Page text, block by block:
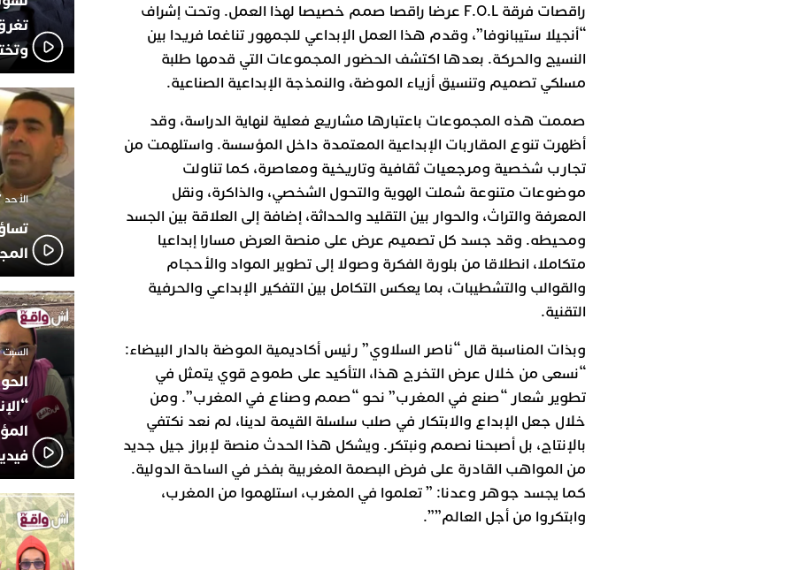
راقصات فرقة F.O.L عرضا راقصا صمم خصيصا لهذا العمل. وتحت إشراف
“أنجيلا ستيبانوفا”، وقدم هذا العمل الإبداعي للجمهور تناغما فريدا بين
النسيج والحركة. بعدها اكتشف الحضور المجموعات التي قدمها طلبة
مسلكي تصميم وتنسيق أزياء الموضة، والنمذجة الإبداعية الصناعية.
صممت هذه المجموعات باعتبارها مشاريع فعلية لنهاية الدراسة، وقد
أظهرت تنوع المقاربات الإبداعية المعتمدة داخل المؤسسة. واستلهمت من
تجارب شخصية ومرجعيات ثقافية وتاريخية ومعاصرة، كما تناولت
موضوعات متنوعة شملت الهوية والتحول الشخصي، والذاكرة، ونقل
المعرفة والتراث، والحوار بين التقليد والحداثة، إضافة إلى العلاقة بين الجسد
ومحيطه. وقد جسد كل تصميم عرض على منصة العرض مسارا إبداعيا
متكاملا، انطلاقا من بلورة الفكرة وصولا إلى تطوير المواد والأحجام
والقوالب والتشطيبات، بما يعكس التكامل بين التفكير الإبداعي والحرفية
التقنية.
وبذات المناسبة قال “ناصر السلاوي” رئيس أكاديمية الموضة بالدار البيضاء:
“نسعى من خلال عرض التخرج هذا، التأكيد على طموح قوي يتمثل في
تطوير شعار “صنع في المغرب” نحو “صمم وصناع في المغرب”. ومن
خلال جعل الإبداع والابتكار في صلب سلسلة القيمة لدينا، لم نعد نكتفي
بالإنتاج، بل أصبحنا نصمم ونبتكر. ويشكل هذا الحدث منصة لإبراز جيل جديد
من المواهب القادرة على فرض البصمة المغربية بفخر في الساحة الدولية.
كما يجسد جوهر وعدنا: ” تعلموا في المغرب، استلهموا من المغرب،
وابتكروا من أجل العالم””.
الأحد 7 ديسمبر 2025 - 21:42
السبت 18 أكتوبر 2025 - 14:35